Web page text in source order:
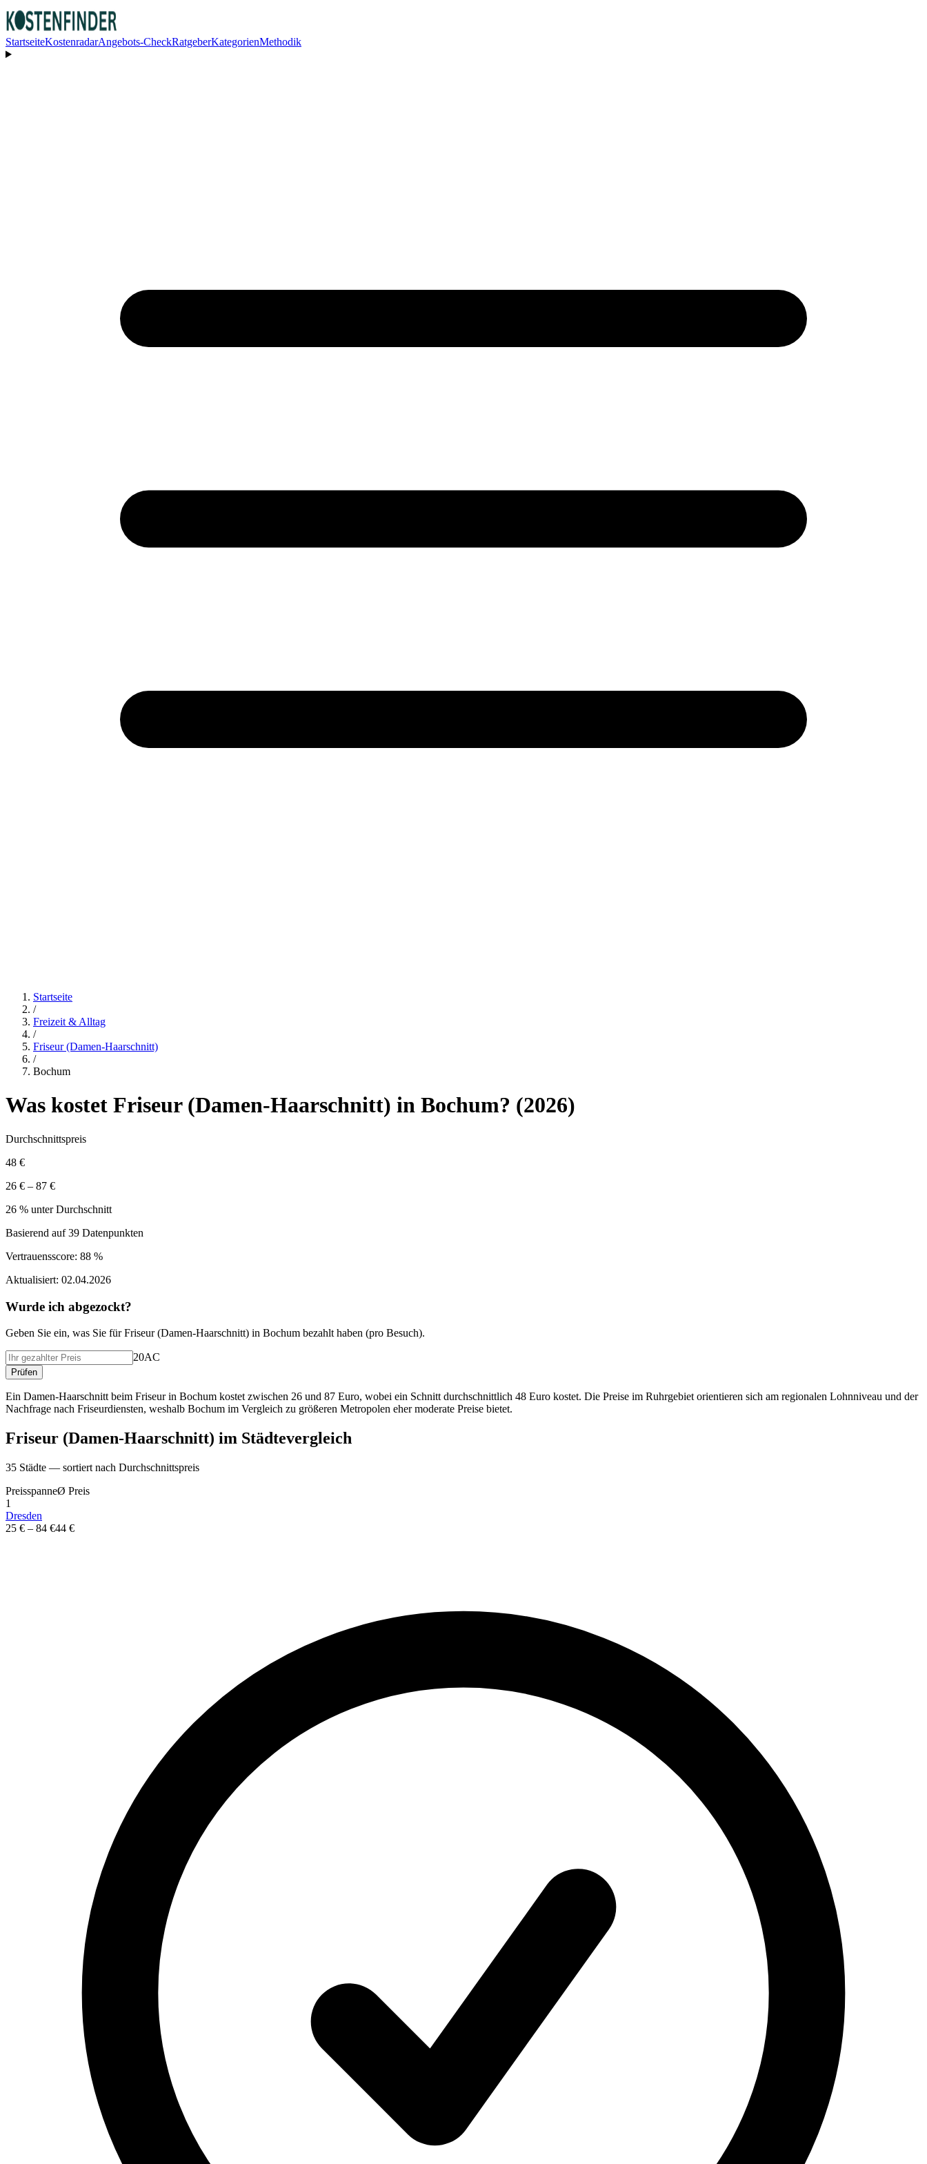
StartseiteKostenradarAngebots-CheckRatgeberKategorienMethodik
Startseite
/
Freizeit & Alltag
/
Friseur (Damen-Haarschnitt)
/
Bochum
Was kostet Friseur (Damen-Haarschnitt) in Bochum? (2026)
Durchschnittspreis
48 €
26 € – 87 €
26 % unter Durchschnitt
Basierend auf39 Datenpunkten
Vertrauensscore: 88 %
Aktualisiert: 02.04.2026
Wurde ich abgezockt?
Geben Sie ein, was Sie fürFriseur (Damen-Haarschnitt) in Bochum bezahlt haben (pro Besuch).
20AC
Prüfen
Ein Damen-Haarschnitt beim Friseur in Bochum kostet zwischen 26 und 87 Euro, wobei ein Schnitt durchschnittlich 48 Euro kostet. Die Preise im Ruhrgebiet orientieren sich am regionalen Lohnniveau und der
Nachfrage nach Friseurdiensten, weshalb Bochum im Vergleich zu größeren Metropolen eher moderate Preise bietet.
Friseur (Damen-Haarschnitt) im Städtevergleich
35 Städte — sortiert nach Durchschnittspreis
PreisspanneØ Preis
1
Dresden
25 € – 84 €44 €